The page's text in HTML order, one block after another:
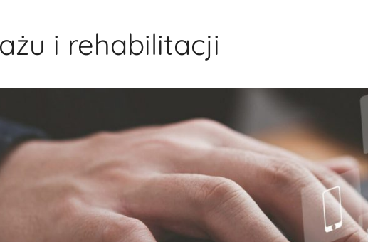
i rehabilitacji